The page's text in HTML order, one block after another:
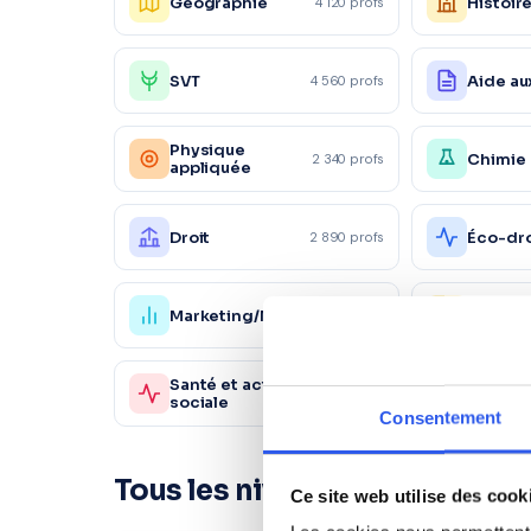
Consentement
Ce site web utilise des
SVT 4 560 profs Aide
Physique
appliquée
2 340 profs Chimie
Droit 2 890 profs Éco-
Marketing/Mercatique
Santé et action
sociale
Tous les niveaux à Puget-sur-